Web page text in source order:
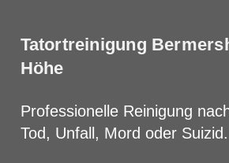
Tatortreinigung
Höhe
Professionelle Reinigung
Tod, Unfall, Mord oder Suizid.